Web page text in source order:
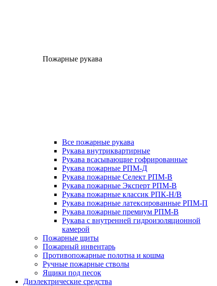
Пожарные рукава
Все пожарные рукава
Рукава внутриквартирные
Рукава всасывающие гофрированные
Рукава пожарные РПМ-Д
Рукава пожарные Селект РПМ-В
Рукава пожарные Эксперт РПМ-В
Рукава пожарные классик РПК-Н/В
Рукава пожарные латексированные РПМ-П
Рукава пожарные премиум РПМ-В
Рукава с внутренней гидроизоляционной
камерой
Пожарные щиты
Пожарный инвентарь
Противопожарные полотна и кошма
Ручные пожарные стволы
Ящики под песок
Диэлектрические средства